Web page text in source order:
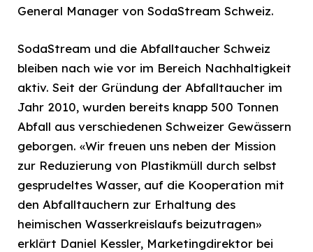
General Manager von SodaStream Schweiz.
SodaStream und die Abfalltaucher Schweiz
bleiben nach wie vor im Bereich Nachhaltigkeit
aktiv. Seit der Gründung der Abfalltaucher im
Jahr 2010, wurden bereits knapp 500 Tonnen
Abfall aus verschiedenen Schweizer Gewässern
geborgen. «Wir freuen uns neben der Mission
zur Reduzierung von Plastikmüll durch selbst
gesprudeltes Wasser, auf die Kooperation mit
den Abfalltauchern zur Erhaltung des
heimischen Wasserkreislaufs beizutragen»
erklärt Daniel Kessler, Marketingdirektor bei